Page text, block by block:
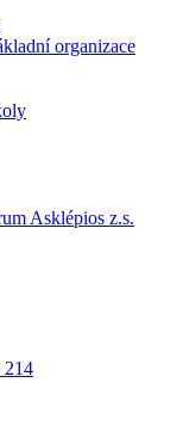
organizace
Asklépios z.s.
214